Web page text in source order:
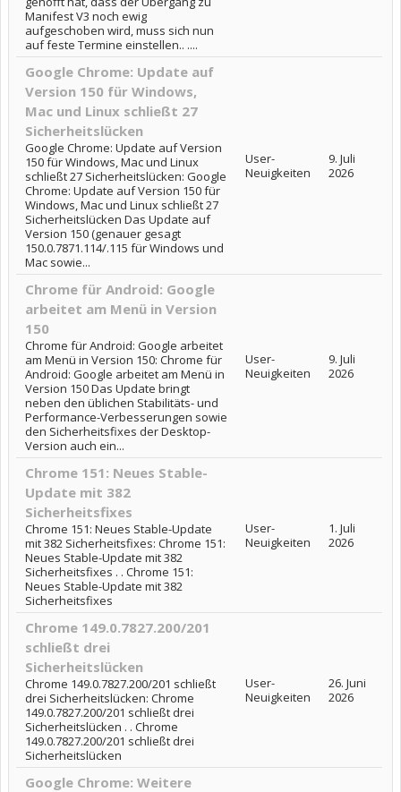
Manifest V3 noch ewig
aufgeschoben wird, muss sich nun
auf feste Termine einstellen.. ....
Google Chrome: Update auf
Version 150 für Windows,
Mac und Linux schließt 27
Sicherheitslücken
Google Chrome: Update auf Version
150 für Windows, Mac und Linux
schließt 27 Sicherheitslücken: Google
Chrome: Update auf Version 150 für
Windows, Mac und Linux schließt 27
Sicherheitslücken Das Update auf
Version 150 (genauer gesagt
150.0.7871.114/.115 für Windows und
Mac sowie...
User-
Neuigkeiten
9. Juli
2026
Chrome für Android: Google
arbeitet am Menü in Version
150
Chrome für Android: Google arbeitet
am Menü in Version 150: Chrome für
Android: Google arbeitet am Menü in
Version 150 Das Update bringt
neben den üblichen Stabilitäts- und
Performance-Verbesserungen sowie
den Sicherheitsfixes der Desktop-
Version auch ein...
User-
Neuigkeiten
9. Juli
2026
Chrome 151: Neues Stable-
Update mit 382
Sicherheitsfixes
Chrome 151: Neues Stable-Update
mit 382 Sicherheitsfixes: Chrome 151:
Neues Stable-Update mit 382
Sicherheitsfixes . . Chrome 151:
Neues Stable-Update mit 382
Sicherheitsfixes
User-
Neuigkeiten
1. Juli
2026
Chrome 149.0.7827.200/201
schließt drei
Sicherheitslücken
Chrome 149.0.7827.200/201 schließt
drei Sicherheitslücken: Chrome
149.0.7827.200/201 schließt drei
Sicherheitslücken . . Chrome
149.0.7827.200/201 schließt drei
Sicherheitslücken
User-
Neuigkeiten
26. Juni
2026
Google Chrome: Weitere